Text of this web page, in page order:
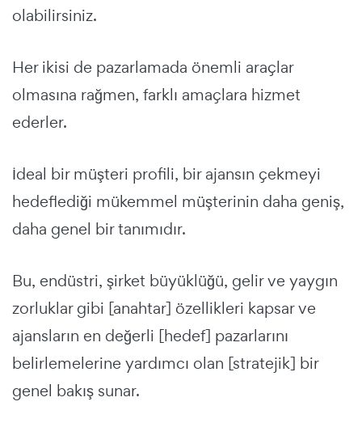
olabilirsiniz.
Her ikisi de pazarlamada önemli araçlar
olmasına rağmen, farklı amaçlara hizmet
ederler.
İdeal bir müşteri profili, bir ajansın çekmeyi
hedeflediği mükemmel müşterinin daha geniş,
daha genel bir tanımıdır.
Bu, endüstri, şirket büyüklüğü, gelir ve yaygın
zorluklar gibi [anahtar] özellikleri kapsar ve
ajansların en değerli [hedef] pazarlarını
belirlemelerine yardımcı olan [stratejik] bir
genel bakış sunar.